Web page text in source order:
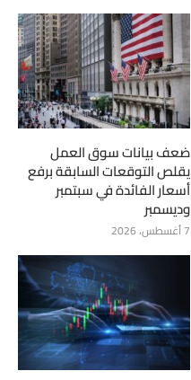
ضعف بيانات سوق العمل
يقلص التوقعات السابقة برفع
أسعار الفائدة في سبتمبر
وديسمبر
7 أغسطس، 2026